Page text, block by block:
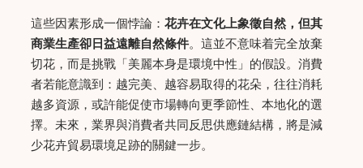
這些因素形成一個悖論： 花卉在文化上象徵自然，但其
商業生產卻日益遠離自然條件。這並不意味着完全放棄
切花，而是挑戰「美麗本身是環境中性」的假設。消費
者若能意識到：越完美、越容易取得的花朵，往往消耗
越多資源，或許能促使市場轉向更季節性、本地化的選
擇。未來，業界與消費者共同反思供應鏈結構，將是減
少花卉貿易環境足跡的關鍵一步。